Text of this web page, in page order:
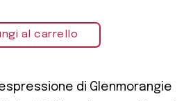
al carrello
di Glenmorangie